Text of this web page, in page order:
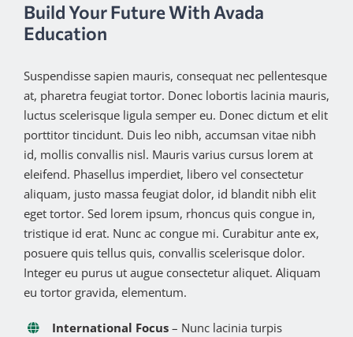
Build Your Future With Avada
Education
Suspendisse sapien mauris, consequat nec pellentesque
at, pharetra feugiat tortor. Donec lobortis lacinia mauris,
luctus scelerisque ligula semper eu. Donec dictum et elit
porttitor tincidunt. Duis leo nibh, accumsan vitae nibh
id, mollis convallis nisl. Mauris varius cursus lorem at
eleifend. Phasellus imperdiet, libero vel consectetur
aliquam, justo massa feugiat dolor, id blandit nibh elit
eget tortor. Sed lorem ipsum, rhoncus quis congue in,
tristique id erat. Nunc ac congue mi. Curabitur ante ex,
posuere quis tellus quis, convallis scelerisque dolor.
Integer eu purus ut augue consectetur aliquet. Aliquam
eu tortor gravida, elementum.
International Focus – Nunc lacinia turpis